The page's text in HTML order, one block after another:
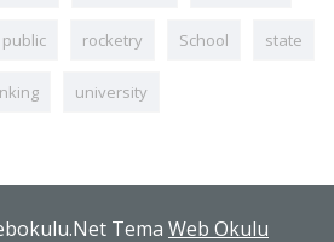
public rocketry School state
university
Tema Web Okulu